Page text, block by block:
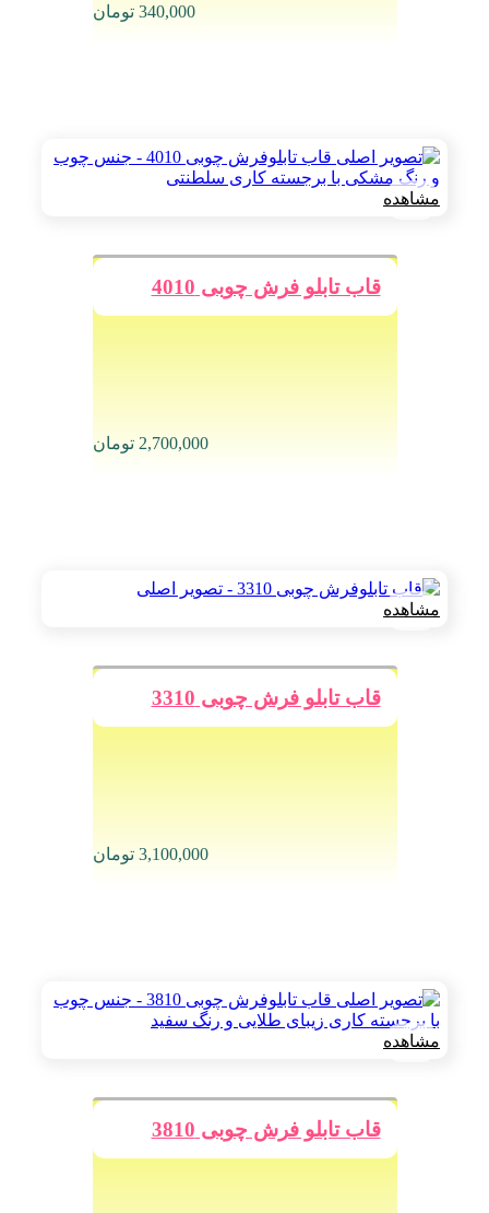
340,000 تومان
مشاهده
قاب تابلو فرش چوبی 4010
2,700,000 تومان
مشاهده
قاب تابلو فرش چوبی 3310
3,100,000 تومان
مشاهده
قاب تابلو فرش چوبی 3810